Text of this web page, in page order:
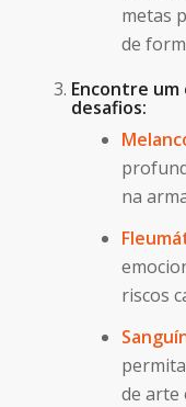
metas
de
Encontre
desafios:
na
riscos
de arte